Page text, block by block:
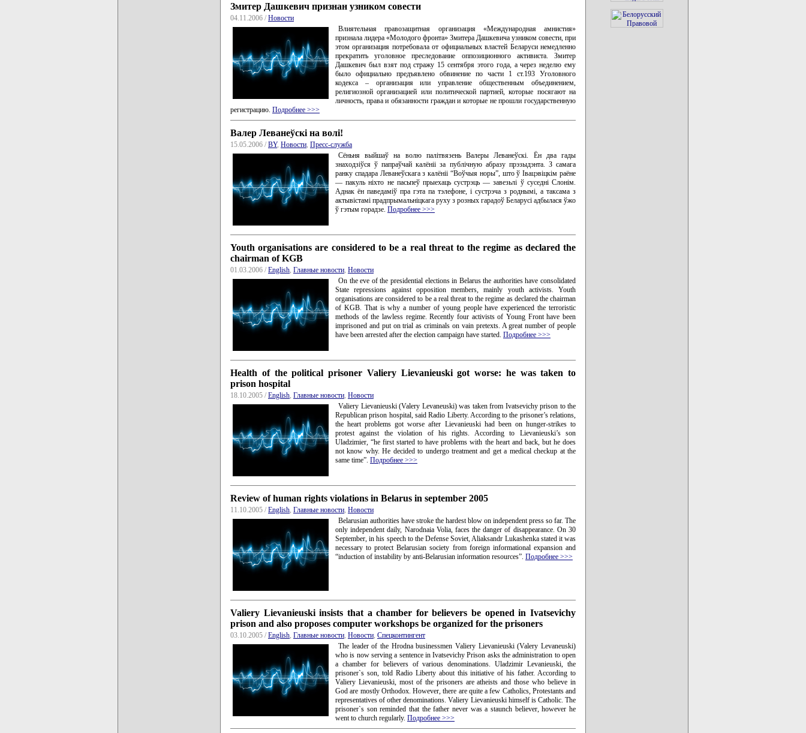
Змитер Дашкевич признан узником совести
04.11.2006 / Новости
Влиятельная правозащитная организация «Международная амнистия»
признала лидера «Молодого фронта» Змитера Дашкевича узником совести, при
этом организация потребовала от официальных властей Беларуси немедленно
прекратить уголовное преследование оппозиционного активиста. Змитер
Дашкевич был взят под стражу 15 сентября этого года, а через неделю ему
было официально предъявлено обвинение по части 1 ст.193 Уголовного
кодекса – организация или управление общественным объединением,
религиозной организацией или политической партией, которые посягают на
личность, права и обязанности граждан и которые не прошли государственную
регистрацию. Подробнее >>>
Валер Леванеўскі на волі!
15.05.2006 / BY, Новости Пресс-служба
Сёньня выйшаў на волю палітвязень Валеры Леванеўскі. Ён два гады
знаходзіўся ў папраўчай калёніі за публічную абразу прэзыдэнта. З самага
ранку спадара Леванеўскага з калёніі “Воўчыя норы”, што ў Івацэвіцкім раёне
— пакуль ніхто не пасьпеў прыехаць сустрэць — завезьлі ў суседні Слонім.
Аднак ён паведаміў пра гэта па тэлефоне, і сустрэча з роднымі, а таксама з
актывістамі прадпрымальніцкага руху з розных гарадоў Беларусі адбылася ўжо
ў гэтым горадзе. Подробнее >>>
Youth organisations are considered to be a real threat to the regime as declared the
chairman of KGB
01.03.2006 / English Главные новости Новости
On the eve of the presidential elections in Belarus the authorities have consolidated
State repressions against opposition members, mainly youth activists. Youth
organisations are considered to be a real threat to the regime as declared the chairman
of KGB. That is why a number of young people have experienced the terroristic
methods of the lawless regime. Recently four activists of Young Front have been
imprisoned and put on trial as criminals on vain pretexts. A great number of people
have been arrested after the election campaign have started. Подробнее >>>
Health of the political prisoner Valiery Lievanieuski got worse: he was taken to
prison hospital
18.10.2005 / English Главные новости Новости
Valiery Lievanieuski (Valery Levaneuski) was taken from Ivatsevichy prison to the
Republican prison hospital, said Radio Liberty. According to the prisoner’s relations,
the heart problems got worse after Lievanieuski had been on hunger-strikes to
protest against the violation of his rights. According to Lievanieuski’s son
Uladzimier, “he first started to have problems with the heart and back, but he does
not know why. He decided to undergo treatment and get a medical checkup at the
same time”. Подробнее >>>
Review of human rights violations in Belarus in september 2005
11.10.2005 / English Главные новости Новости
Belarusian authorities have stroke the hardest blow on independent press so far. The
only independent daily, Narodnaia Volia, faces the danger of disappearance. On 30
September, in his speech to the Defense Soviet, Aliaksandr Lukashenka stated it was
necessary to protect Belarusian society from foreign informational expansion and
“induction of instability by anti-Belarusian information resources”. Подробнее >>>
Valiery Lievanieuski insists that a chamber for believers be opened in Ivatsevichy
prison and also proposes computer workshops be organized for the prisoners
03.10.2005 / English Главные новости Новости Спецконтингент
The leader of the Hrodna businessmen Valiery Lievanieuski (Valery Levaneuski)
who is now serving a sentence in Ivatsevichy Prison asks the administration to open
a chamber for believers of various denominations. Uladzimir Levanieuski, the
prisoner`s son, told Radio Liberty about this initiative of his father. According to
Valiery Lievanieuski, most of the prisoners are atheists and those who believe in
God are mostly Orthodox. However, there are quite a few Catholics, Protestants and
representatives of other denominations. Valiery Lievanieuski himself is Catholic. The
prisoner`s son reminded that the father never was a staunch believer, however he
went to church regularly. Подробнее >>>